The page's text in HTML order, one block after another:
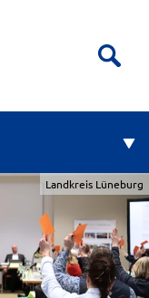
Landkreis Lüneburg